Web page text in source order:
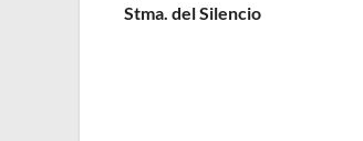
Stma. del Silencio